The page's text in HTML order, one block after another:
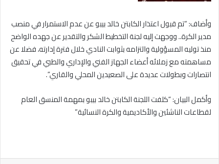
وأضاف: “تم قبول اعتذار الكابتن خالد بيبو عن عدم الاستمرار في منصب
مدير الكرة.. ووجهت إليه لجنة التخطيط الشكر والتقدير عن جهده الواضح
منذ توليه المسؤولية والتزامه بثوابت النادي خلال فترة إدارته، فضلا عن
مساهمته مع زملائه أعضاء الجهاز الفني والإداري والطبي في تحقيق
انتصارات وبطولات عديدة على الصعيدين المحلي والقاري”.
وأكمل البيان: “كلفت اللجنة الكابتن خالد بيبو بمهمة المنسق العام
لقطاعات الناشئين والأكاديمية والكرة النسائية”